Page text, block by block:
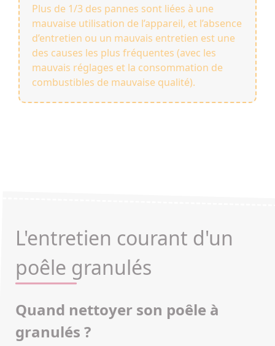
Plus de 1/3 des pannes sont liées à une
mauvaise utilisation de l’appareil, et l’absence
d’entretien ou un mauvais entretien est une
des causes les plus fréquentes (avec les
mauvais réglages et la consommation de
combustibles de mauvaise qualité).
L'entretien courant d'un
poêle granulés
Quand nettoyer son poêle à
granulés ?